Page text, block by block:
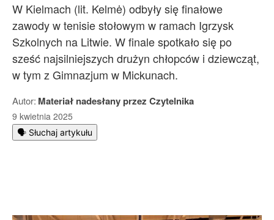
W Kielmach (lit. Kelmė) odbyły się finałowe
zawody w tenisie stołowym w ramach Igrzysk
Szkolnych na Litwie. W finale spotkało się po
sześć najsilniejszych drużyn chłopców i dziewcząt,
w tym z Gimnazjum w Mickunach.
Autor: Materiał nadesłany przez Czytelnika
9 kwietnia 2025
🗣️ Słuchaj artykułu